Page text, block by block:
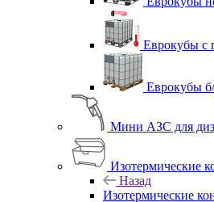
Еврокубы с
Еврокубы
Мини АЗС для
Изотермические
Назад
Изотермические